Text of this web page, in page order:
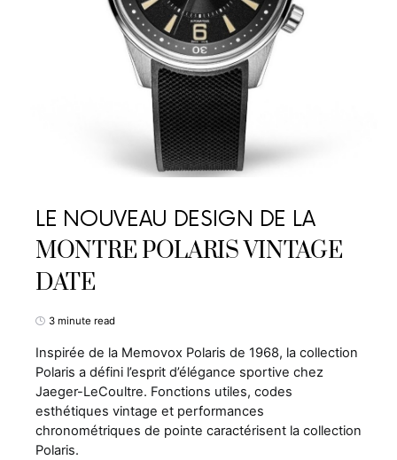
LE NOUVEAU DESIGN DE LA
MONTRE POLARIS VINTAGE
DATE
3 minute read
Inspirée de la Memovox Polaris de 1968, la collection
Polaris a défini l’esprit d’élégance sportive chez
Jaeger-LeCoultre. Fonctions utiles, codes
esthétiques vintage et performances
chronométriques de pointe caractérisent la collection
Polaris.